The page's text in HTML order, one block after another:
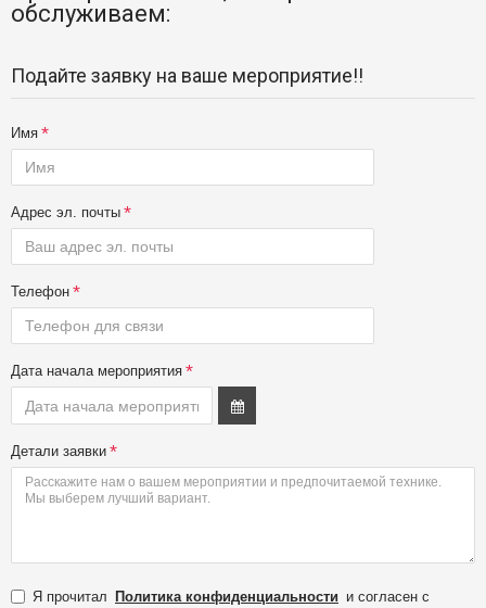
обслуживаем:
Подайте заявку на ваше мероприятие!!
Имя
Адрес эл. почты
Телефон
Дата начала мероприятия
Детали заявки
Я прочитал Политика конфиденциальности и согласен с